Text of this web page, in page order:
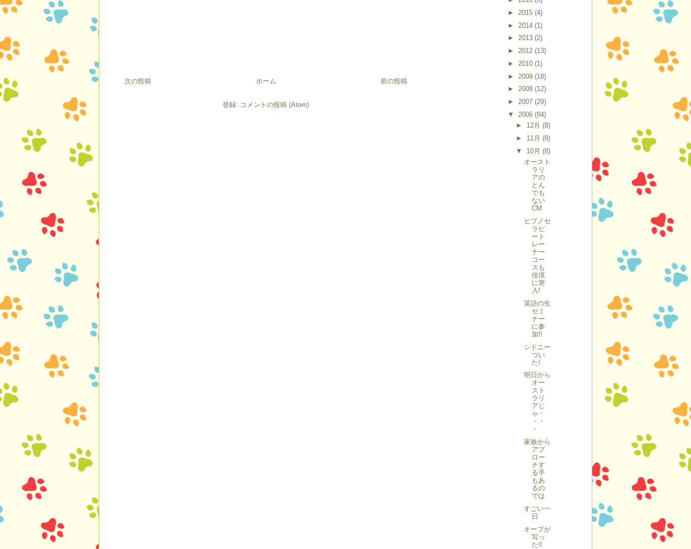
次の投稿 前の投稿
ホーム
登録: コメントの投稿 (Atom)
► 2015 (4)
► 2014 (1)
► 2013 (2)
► 2012 (13)
► 2010 (1)
► 2009 (18)
► 2008 (12)
► 2007 (29)
▼ 2006 (84)
► 12月 (8)
► 11月 (8)
▼ 10月 (8)
オースト
ラリ
アの
とん
でも
ない
CM
ヒプノセ
ラピ
ート
レー
ナー
コー
スも
佳境
に突
入!
英語の生
セミ
ナー
に参
加!!
シドニー
つい
た!
明日から
オー
スト
ラリ
アじ
ゃ・
・・
・
家族から
アプ
ロー
チす
る手
もあ
るの
では
すごい一
日
オーブが
写っ
た!!